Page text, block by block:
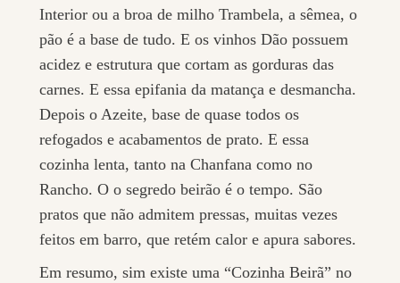
Interior ou a broa de milho Trambela, a sêmea, o
pão é a base de tudo. E os vinhos Dão possuem
acidez e estrutura que cortam as gorduras das
carnes. E essa epifania da matança e desmancha.
Depois o Azeite, base de quase todos os
refogados e acabamentos de prato. E essa
cozinha lenta, tanto na Chanfana como no
Rancho. O o segredo beirão é o tempo. São
pratos que não admitem pressas, muitas vezes
feitos em barro, que retém calor e apura sabores.
Em resumo, sim existe uma “Cozinha Beirã” no